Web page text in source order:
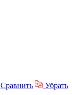
Сравнить
Убрать